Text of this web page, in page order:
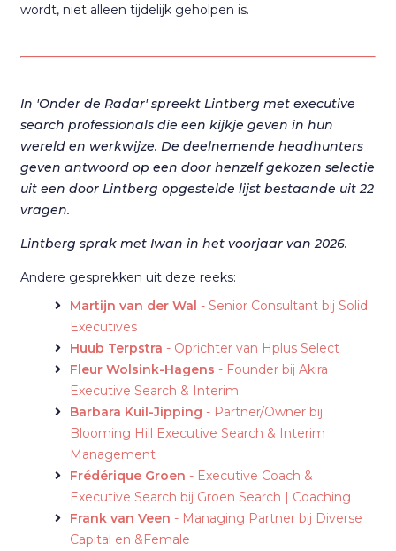
wordt, niet alleen tijdelijk geholpen is.
In 'Onder de Radar' spreekt Lintberg met executive
search professionals die een kijkje geven in hun
wereld en werkwijze. De deelnemende headhunters
geven antwoord op een door henzelf gekozen selectie
uit een door Lintberg opgestelde lijst bestaande uit 22
vragen.
Lintberg sprak met Iwan in het voorjaar van 2026.
Andere gesprekken uit deze reeks:
Martijn van der Wal - Senior Consultant bij Solid
Executives
Huub Terpstra - Oprichter van Hplus Select
Fleur Wolsink-Hagens - Founder bij Akira
Executive Search & Interim
Barbara Kuil-Jipping - Partner/Owner bij
Blooming Hill Executive Search & Interim
Management
Frédérique Groen - Executive Coach &
Executive Search bij Groen Search | Coaching
Frank van Veen - Managing Partner bij Diverse
Capital en &Female